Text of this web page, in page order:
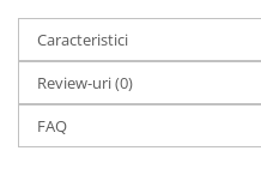
Caracteristici
Review-uri(0)
FAQ